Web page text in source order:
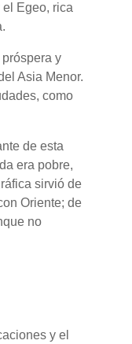
Egeo, rica
y
Asia Menor.
como
de esta
era pobre,
sirvió de
Oriente; de
no
y el